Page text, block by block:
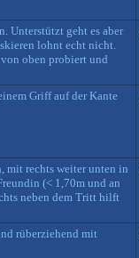
Unterstützt geht es aber
lohnt echt nicht.
oben probiert und
Griff auf der Kante
mit rechts weiter unten in
(< 1,70m und an
neben dem Tritt hilft
rüberziehend mit